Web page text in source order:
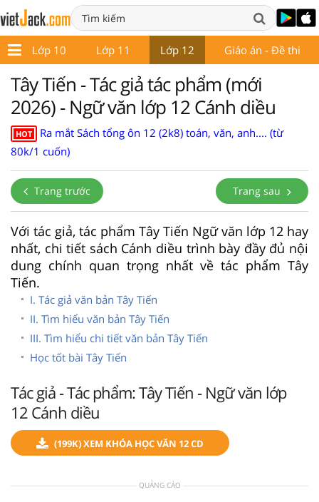
Lớp 10 Lớp 11 Lớp 12 Giáo án - Đề thi
Tây Tiến - Tác giả tác phẩm (mới
2026) - Ngữ văn lớp 12 Cánh diều
HOT
Ra mắt Sách tổng ôn 12 (2k8) toán, văn, anh.... (từ
80k/1 cuốn)
Trang trước Trang sau
Với tác giả, tác phẩm Tây Tiến Ngữ văn lớp 12 hay
nhất, chi tiết sách Cánh diều trình bày đầy đủ nội
dung chính quan trọng nhất về tác phẩm Tây
Tiến.
I. Tác giả văn bản Tây Tiến
II. Tìm hiểu văn bản Tây Tiến
III. Tìm hiểu chi tiết văn bản Tây Tiến
Học tốt bài Tây Tiến
Tác giả - Tác phẩm: Tây Tiến - Ngữ văn lớp
12 Cánh diều
(199K) XEM KHÓA HỌC VĂN 12 CD
QUẢNG CÁO